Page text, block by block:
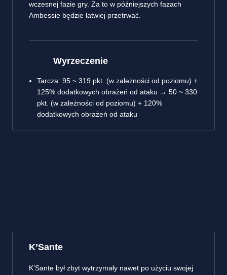
wczesnej fazie gry. Za to w późniejszych fazach
Ambessie będzie łatwiej przetrwać.
Wyrzeczenie
Tarcza: 95 ~ 319 pkt. (w zależności od poziomu) +
125% dodatkowych obrażeń od ataku → 50 ~ 330
pkt. (w zależności od poziomu) + 120%
dodatkowych obrażeń od ataku
K’Sante
K’Sante był zbyt wytrzymały nawet po użyciu swojej